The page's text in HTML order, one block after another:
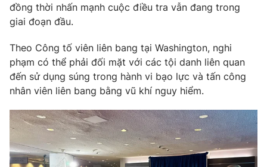
đồng thời nhấn mạnh cuộc điều tra vẫn đang trong
giai đoạn đầu.
Theo Công tố viên liên bang tại Washington, nghi
phạm có thể phải đối mặt với các tội danh liên quan
đến sử dụng súng trong hành vi bạo lực và tấn công
nhân viên liên bang bằng vũ khí nguy hiểm.